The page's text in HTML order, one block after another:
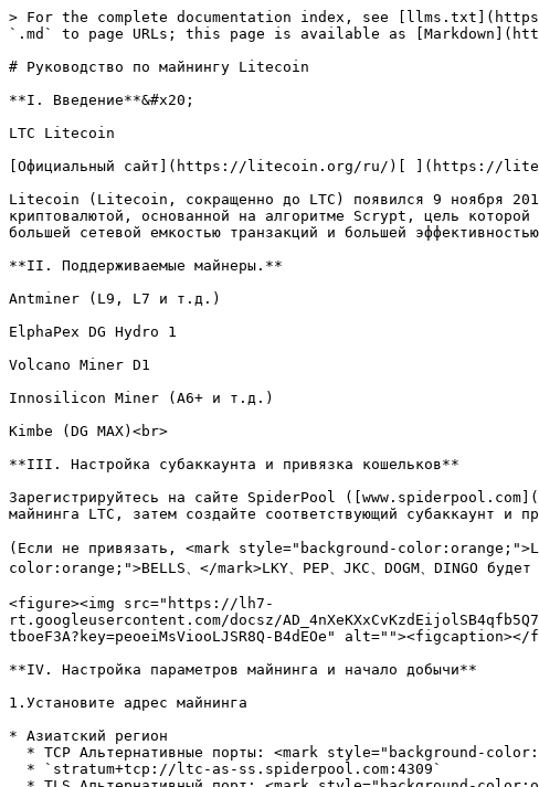
> For the complete documentation index, see
`.md` to page URLs; this page is available as
# Руководство по майнингу Litecoin
**I. Введение**&#x20;
LTC Litecoin
[Официальный сайт](https://litecoin.org/ru/)[ ](https://
Litecoin (Litecoin, сокращенно до LTC) появился 9 ноября
криптовалютой, основанной на алгоритме Scrypt, цель
большей сетевой емкостью транзакций и большей
**II. Поддерживаемые майнеры.**
Antminer (L9, L7 и т.д.)
ElphaPex DG Hydro 1
Volcano Miner D1
Innosilicon Miner (A6+ и т.д.)
Kimbe (DG MAX)<br>
**III. Настройка субаккаунта и привязка кошельков**
Зарегистрируйтесь на сайте SpiderPool
майнинга LTC, затем создайте соответствующий субаккаунт
(Если не привязать, <mark style="background-
color:orange;">BELLS、</mark>LKY、PEP、JKC、DOGM、DINGO
<figure><img src="https://lh7-
rt.googleusercontent.com/docsz/
tboeF3A?key=peoeiMsViooLJSR8Q-B4dEOe"
**IV. Настройка параметров майнинга и начало добычи**
1.Установите адрес майнинга
* Азиатский регион